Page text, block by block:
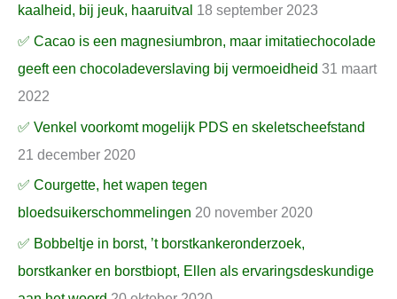
kaalheid, bij jeuk, haaruitval 18 september 2023
✅ Cacao is een magnesiumbron, maar imitatiechocolade
geeft een chocoladeverslaving bij vermoeidheid 31 maart
2022
✅ Venkel voorkomt mogelijk PDS en skeletscheefstand
21 december 2020
✅ Courgette, het wapen tegen
bloedsuikerschommelingen 20 november 2020
✅ Bobbeltje in borst, ’t borstkankeronderzoek,
borstkanker en borstbiopt, Ellen als ervaringsdeskundige